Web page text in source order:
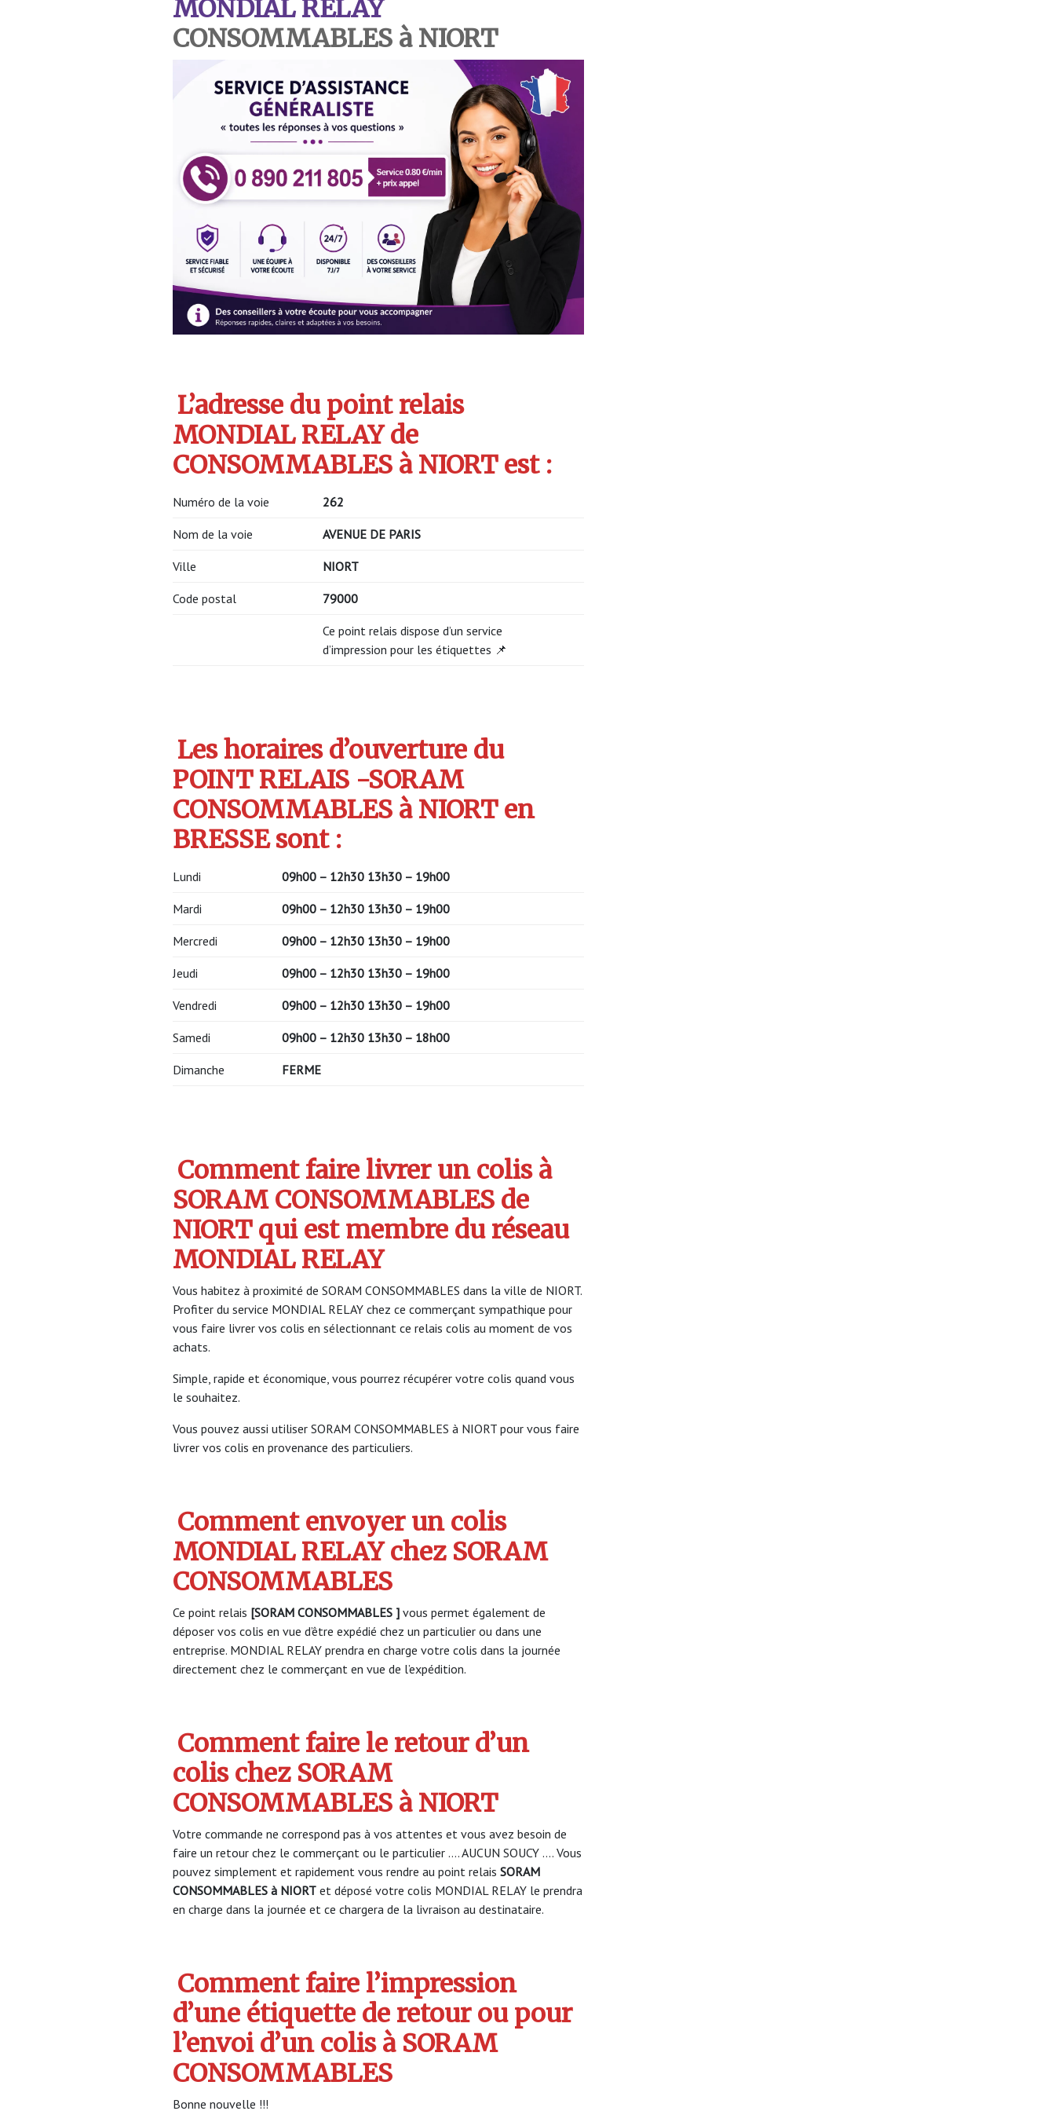
MONDIAL RELAY
CONSOMMABLES à NIORT
L’adresse du point relais
MONDIAL RELAY de
CONSOMMABLES à NIORT est :
Numéro de la voie 262
Nom de la voie AVENUE DE PARIS
Ville NIORT
Code postal 79000
Ce point relais dispose d’un service
d’impression pour les étiquettes 📌
Les horaires d’ouverture du
POINT RELAIS -SORAM
CONSOMMABLES à NIORT en
BRESSE sont :
Lundi 09h00 – 12h30 13h30 – 19h00
Mardi 09h00 – 12h30 13h30 – 19h00
Mercredi 09h00 – 12h30 13h30 – 19h00
Jeudi 09h00 – 12h30 13h30 – 19h00
Vendredi 09h00 – 12h30 13h30 – 19h00
Samedi 09h00 – 12h30 13h30 – 18h00
Dimanche FERME
Comment faire livrer un colis à
SORAM CONSOMMABLES de
NIORT qui est membre du réseau
MONDIAL RELAY
Vous habitez à proximité de SORAM CONSOMMABLES dans la ville de NIORT.
Profiter du service MONDIAL RELAY chez ce commerçant sympathique pour
vous faire livrer vos colis en sélectionnant ce relais colis au moment de vos
achats.
Simple, rapide et économique, vous pourrez récupérer votre colis quand vous
le souhaitez.
Vous pouvez aussi utiliser SORAM CONSOMMABLES à NIORT pour vous faire
livrer vos colis en provenance des particuliers.
Comment envoyer un colis
MONDIAL RELAY chez SORAM
CONSOMMABLES
Ce point relais [SORAM CONSOMMABLES ] vous permet également de
déposer vos colis en vue d’être expédié chez un particulier ou dans une
entreprise. MONDIAL RELAY prendra en charge votre colis dans la journée
directement chez le commerçant en vue de l’expédition.
Comment faire le retour d’un
colis chez SORAM
CONSOMMABLES à NIORT
Votre commande ne correspond pas à vos attentes et vous avez besoin de
faire un retour chez le commerçant ou le particulier …. AUCUN SOUCY …. Vous
pouvez simplement et rapidement vous rendre au point relais SORAM
CONSOMMABLES à NIORT et déposé votre colis MONDIAL RELAY le prendra
en charge dans la journée et ce chargera de la livraison au destinataire.
Comment faire l’impression
d’une étiquette de retour ou pour
l’envoi d’un colis à SORAM
CONSOMMABLES
Bonne nouvelle !!!